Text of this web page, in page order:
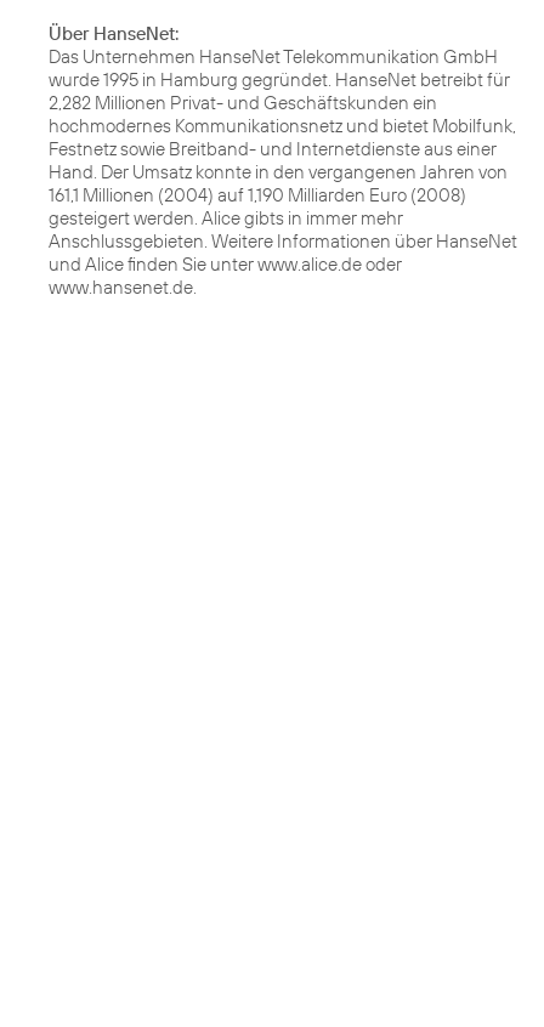
Über HanseNet:
Das Unternehmen HanseNet Telekommunikation GmbH
wurde 1995 in Hamburg gegründet. HanseNet betreibt für
2,282 Millionen Privat- und Geschäftskunden ein
hochmodernes Kommunikationsnetz und bietet Mobilfunk,
Festnetz sowie Breitband- und Internetdienste aus einer
Hand. Der Umsatz konnte in den vergangenen Jahren von
161,1 Millionen (2004) auf 1,190 Milliarden Euro (2008)
gesteigert werden. Alice gibts in immer mehr
Anschlussgebieten. Weitere Informationen über HanseNet
und Alice finden Sie unter www.alice.de oder
www.hansenet.de.